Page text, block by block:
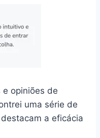
e opiniões de
uma série de
a eficácia